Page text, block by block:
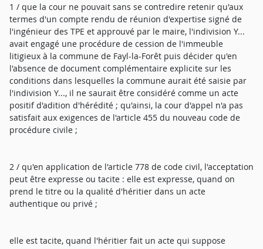
1 / que la cour ne pouvait sans se contredire retenir qu'aux
termes d'un compte rendu de réunion d'expertise signé de
l'ingénieur des TPE et approuvé par le maire, l'indivision Y...
avait engagé une procédure de cession de l'immeuble
litigieux à la commune de Fayl-la-Forêt puis décider qu'en
l'absence de document complémentaire explicite sur les
conditions dans lesquelles la commune aurait été saisie par
l'indivision Y..., il ne saurait être considéré comme un acte
positif d'adition d'hérédité ; qu'ainsi, la cour d'appel n'a pas
satisfait aux exigences de l'article 455 du nouveau code de
procédure civile ;
2 / qu'en application de l'article 778 de code civil, l'acceptation
peut être expresse ou tacite : elle est expresse, quand on
prend le titre ou la qualité d'héritier dans un acte
authentique ou privé ;
elle est tacite, quand l'héritier fait un acte qui suppose